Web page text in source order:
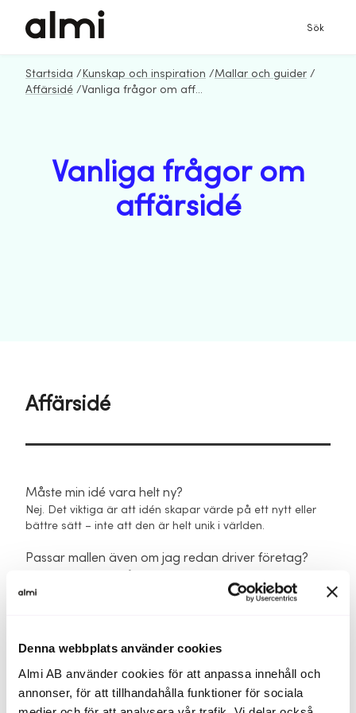
Denna webbplats använder cookies
Almi AB använder cookies för att anpassa innehåll och
annonser, för att tillhandahålla funktioner för sociala
Sök
Startsida / Kunskap och inspiration /Mallar och guider /
Affärsidé / Vanliga frågor om affärsidé
Vanliga frågor om
affärsidé
Affärsidé
Måste min idé vara helt ny?
Nej. Det viktiga är att idén skapar värde på ett nytt eller
bättre sätt – inte att den är helt unik i världen.
Passar mallen även om jag redan driver företag?
vill utveckla en befintlig verksamhet eller testa en ny
Nej. Du fyller i så långt du kan. Syftet är att skapa struktur
och tydlighet – inte att allt ska vara färdigutvecklat.
Är mallen kostnadsfri?